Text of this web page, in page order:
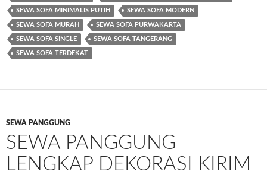
SEWA SOFA MINIMALIS PUTIH SEWA SOFA MODERN
SEWA SOFA MURAH SEWA SOFA PURWAKARTA
SEWA SOFA SINGLE SEWA SOFA TANGERANG
SEWA SOFA TERDEKAT
SEWA PANGGUNG
SEWA PANGGUNG
LENGKAP DEKORASI KIRIM